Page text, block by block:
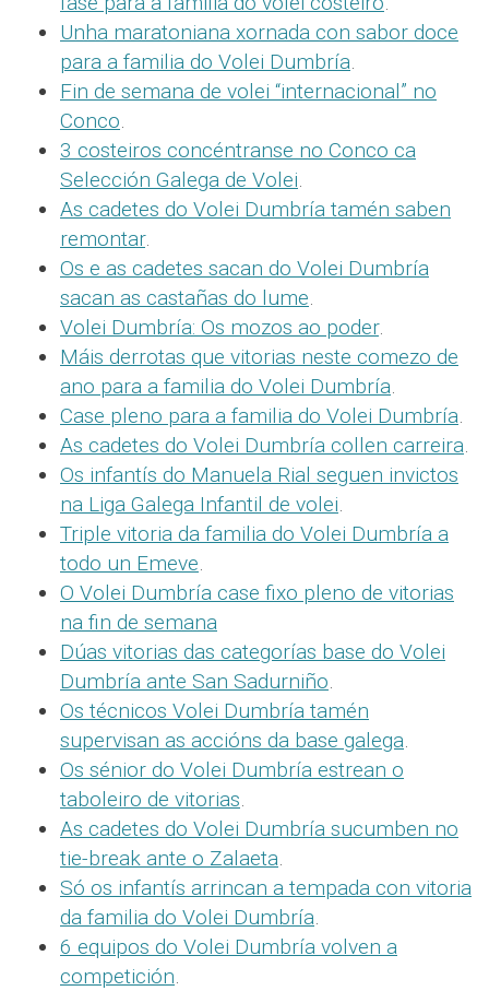
Unha maratoniana xornada con sabor doce
para a familia do Volei Dumbría.
Fin de semana de volei “internacional” no
Conco.
3 costeiros concéntranse no Conco ca
Selección Galega de Volei.
As cadetes do Volei Dumbría tamén saben
remontar.
Os e as cadetes sacan do Volei Dumbría
sacan as castañas do lume.
Volei Dumbría: Os mozos ao poder.
Máis derrotas que vitorias neste comezo de
ano para a familia do Volei Dumbría.
Case pleno para a familia do Volei Dumbría.
As cadetes do Volei Dumbría collen carreira.
Os infantís do Manuela Rial seguen invictos
na Liga Galega Infantil de volei.
Triple vitoria da familia do Volei Dumbría a
todo un Emeve.
O Volei Dumbría case fixo pleno de vitorias
na fin de semana
Dúas vitorias das categorías base do Volei
Dumbría ante San Sadurniño.
Os técnicos Volei Dumbría tamén
supervisan as accións da base galega.
Os sénior do Volei Dumbría estrean o
taboleiro de vitorias.
As cadetes do Volei Dumbría sucumben no
tie-break ante o Zalaeta.
Só os infantís arrincan a tempada con vitoria
da familia do Volei Dumbría.
6 equipos do Volei Dumbría volven a
competición.